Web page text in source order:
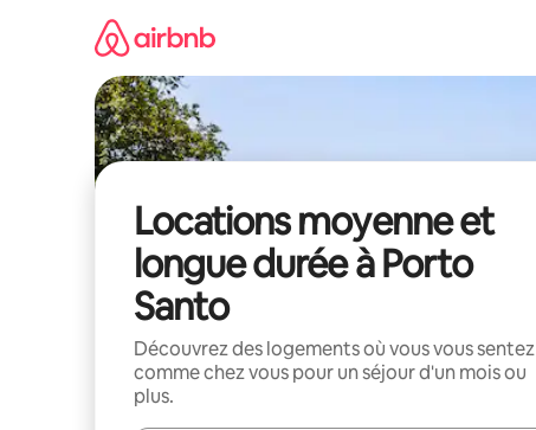
Locations moyenne et
longue durée à Porto
Santo
Découvrez des logements où vous vous sentez
comme chez vous pour un séjour d'un mois ou
plus.